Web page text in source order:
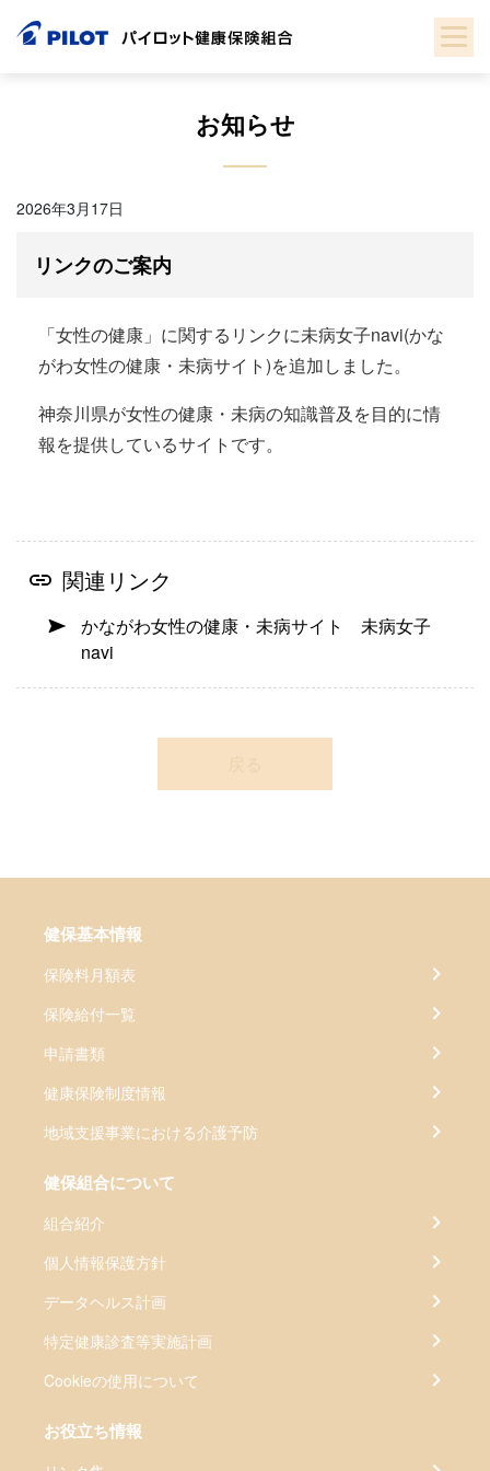
お知らせ
2026年3月17日
リンクのご案内
「女性の健康」に関するリンクに未病女子navi(かな
がわ女性の健康・未病サイト)を追加しました。
神奈川県が女性の健康・未病の知識普及を目的に情
報を提供しているサイトです。
関連リンク
かながわ女性の健康・未病サイト 未病女子
navi
健保基本情報
保険料月額表
保険給付一覧
申請書類
健康保険制度情報
地域支援事業における介護予防
健保組合について
組合紹介
個人情報保護方針
データヘルス計画
特定健康診査等実施計画
Cookieの使用について
お役立ち情報